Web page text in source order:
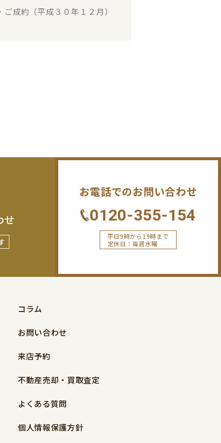
ご成約（平成３０年１２月）
せ
お電話でのお問い合わせ
0120-355-154
平日9時から19時まで
定休日：毎週水曜
コラム
お問い合わせ
来店予約
不動産売却・買取査定
よくある質問
個人情報保護方針